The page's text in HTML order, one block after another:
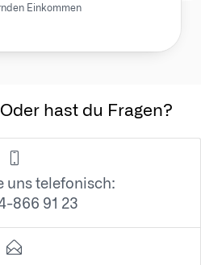
Einkommen
hast du Fragen?
uns telefonisch:
866 91 23